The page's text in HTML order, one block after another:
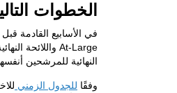
الخطوات
في الأسابيع القادمة
At-Large واللائحة
النهائية للمرشحين
وفقًا للجدول الزمني